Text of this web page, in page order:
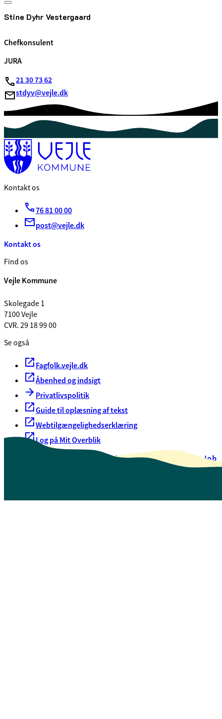
Stine Dyhr Vestergaard
Chefkonsulent
JURA
21 30 73 62
stdyv@vejle.dk
Kontakt os
76 81 00 00
post@vejle.dk
Kontakt os
Find os
Vejle Kommune
Skolegade 1
7100 Vejle
CVR. 29 18 99 00
Se også
Fagfolk.vejle.dk
Åbenhed og indsigt
Privatlivspolitik
Guide til oplæsning af tekst
Webtilgængelighedserklæring
Log på Mit Overblik
Oversigt over selvbetjeningJob